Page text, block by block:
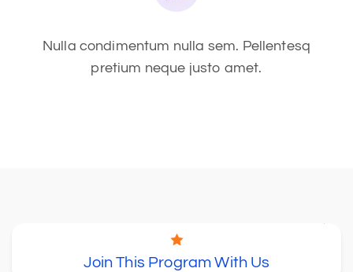
Nulla condimentum nulla sem. Pellentesq
pretium neque justo amet.
Join This Program With Us